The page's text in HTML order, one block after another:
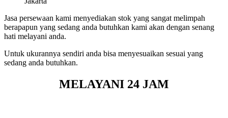
Jasa persewaan kami menyediakan stok yang sangat melimpah
berapapun yang sedang anda butuhkan kami akan dengan senang
hati melayani anda.
Untuk ukurannya sendiri anda bisa menyesuaikan sesuai yang
sedang anda butuhkan.
MELAYANI 24 JAM